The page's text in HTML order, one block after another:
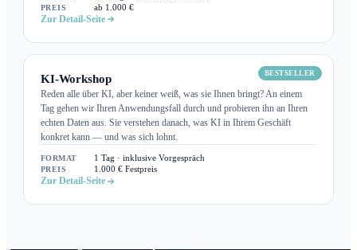
PREIS
ab 1.000 €
Zur Detail-Seite
BESTSELLER
KI-Workshop
Reden alle über KI, aber keiner weiß, was sie Ihnen bringt? An einem
Tag gehen wir Ihren Anwendungsfall durch und probieren ihn an Ihren
echten Daten aus. Sie verstehen danach, was KI in Ihrem Geschäft
konkret kann — und was sich lohnt.
FORMAT
1 Tag · inklusive Vorgespräch
PREIS
1.000 € Festpreis
Zur Detail-Seite